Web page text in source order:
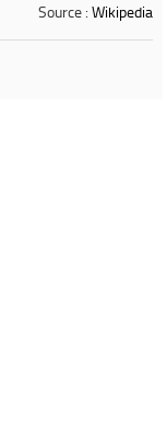
Source : Wikipedia